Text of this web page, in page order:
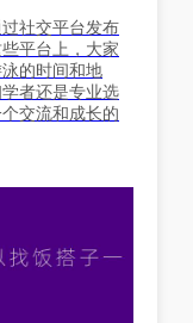
社交平台发布
平台上，大家
的时间和地
者还是专业选
交流和成长的